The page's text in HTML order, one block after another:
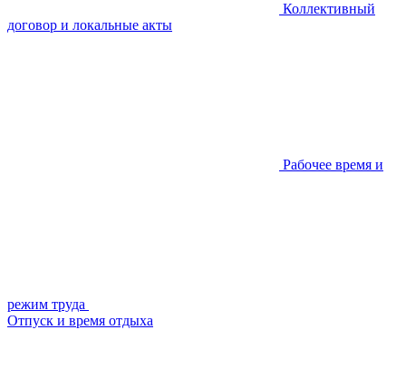
Коллективный
договор и локальные акты
Рабочее время и
режим труда
Отпуск и время отдыха